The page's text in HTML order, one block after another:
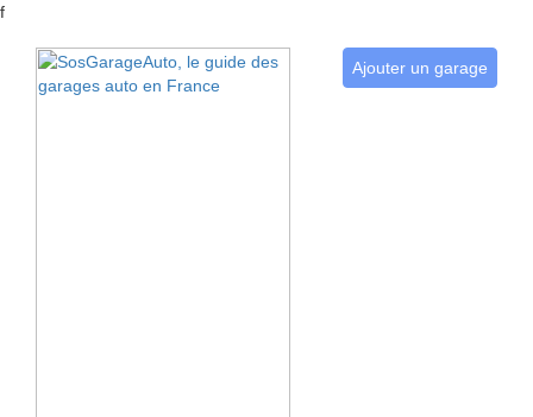
f
Ajouter un garage